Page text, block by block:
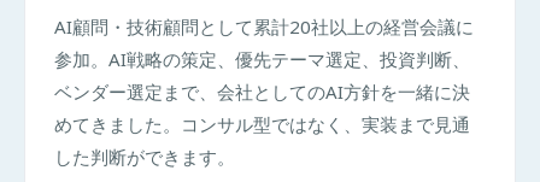
AI顧問・技術顧問として累計20社以上の経営会議に
参加。AI戦略の策定、優先テーマ選定、投資判断、
ベンダー選定まで、会社としてのAI方針を一緒に決
めてきました。コンサル型ではなく、実装まで見通
した判断ができます。